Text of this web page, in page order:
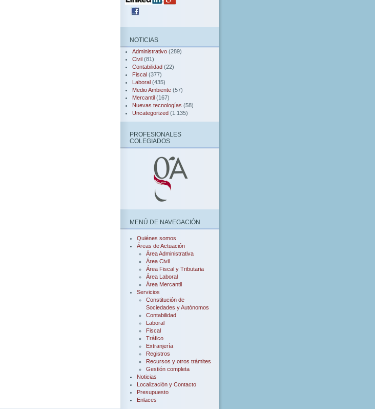
NOTICIAS
Administrativo (289)
Civil (81)
Contabilidad (22)
Fiscal (377)
Laboral (435)
Medio Ambiente (57)
Mercantil (167)
Nuevas tecnologías (58)
Uncategorized (1.135)
PROFESIONALES
COLEGIADOS
MENÚ DE NAVEGACIÓN
Quiénes somos
Áreas de Actuación
Área Administrativa
Área Civil
Área Fiscal y Tributaria
Área Laboral
Área Mercantil
Servicios
Constitución de
Sociedades y Autónomos
Contabilidad
Laboral
Fiscal
Tráfico
Extranjería
Registros
Recursos y otros trámites
Gestión completa
Noticias
Localización y Contacto
Presupuesto
Enlaces